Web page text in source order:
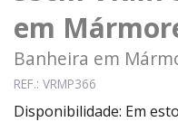
em
Banheira em
REF.: VRMP366
Disponibilidade: Em